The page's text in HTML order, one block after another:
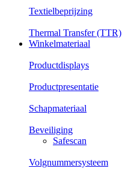
Textielbeprijzing
Thermal Transfer (TTR)
Winkelmateriaal
Productdisplays
Productpresentatie
Schapmateriaal
Beveiliging
Safescan
Volgnummersysteem